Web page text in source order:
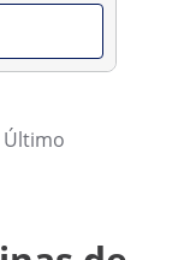
Último